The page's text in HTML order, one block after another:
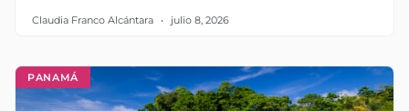
Claudia Franco Alcántara julio 8, 2026
PANAMÁ